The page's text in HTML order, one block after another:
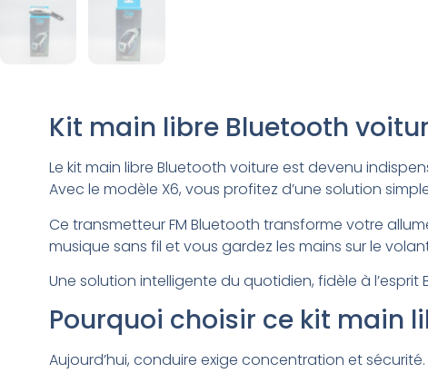
Kit main libre Bluetooth
Le kit main libre Bluetooth voiture est devenu
Avec le modèle X6, vous profitez d’une solution
Ce transmetteur FM Bluetooth transforme votre
musique sans fil et vous gardez les mains sur le
Une solution intelligente du quotidien, fidèle à
Pourquoi choisir ce kit main
Aujourd’hui, conduire exige concentration et